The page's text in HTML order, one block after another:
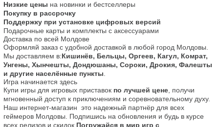
Низкие цены на новинки и бестселлеры
Покупку в рассрочку
Поддержку при установке цифровых версий
Подарочные карты и комплекты с аксессуарами
Доставка по всей Молдове
Оформляй заказ с удобной доставкой в любой город Молдовы.
Мы доставляем в:Кишинёв, Бельцы, Оргеев, Кагул, Комрат,
Унгены, Хынчешты, Дондюшаны, Сороки, Дрокия, Фалешты
и другие населённые пункты
Игра начинается здесь
Купи игры для игровых приставок по лучшей цене , получи
мгновенный доступ к приключениям и соревновательному духу.
Наш интернет-магазин  это надежный партнёр для всех
геймеров Молдовы. Подпишись на обновления и будь в курсе
всех релизов и скидок. Погружайся в мир игр с